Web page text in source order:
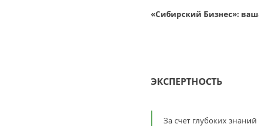
«Сибирский Бизнес»:
ЭКСПЕРТНОСТЬ
За счет глубоких